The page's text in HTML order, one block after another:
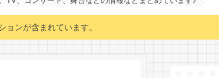
ョンが含まれています。